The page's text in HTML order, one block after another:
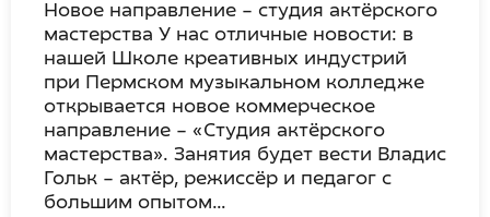
Новое направление – студия актёрского
мастерства У нас отличные новости: в
нашей Школе креативных индустрий
при Пермском музыкальном колледже
открывается новое коммерческое
направление – «Студия актёрского
мастерства». Занятия будет вести Владис
Гольк – актёр, режиссёр и педагог с
большим опытом…